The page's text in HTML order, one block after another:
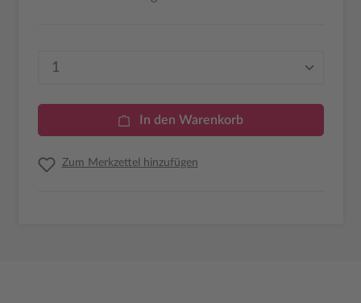
Produkt Anzahl: Gib den gewünschten
In den Warenkorb
Zum Merkzettel hinzufügen